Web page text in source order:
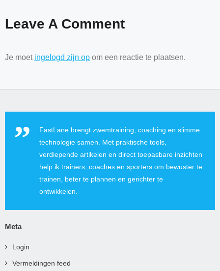
Leave A Comment
Je moet ingelogd zijn op om een reactie te plaatsen.
FastLane brengt zwemtraining, coaching en slimme
technologie samen. Met praktische tools,
verdiepende artikelen en direct toepasbare inzichten
help ik trainers, coaches en sporters om bewuster te
trainen, beter te plannen en gerichter te
ontwikkelen.
Meta
Login
Vermeldingen feed